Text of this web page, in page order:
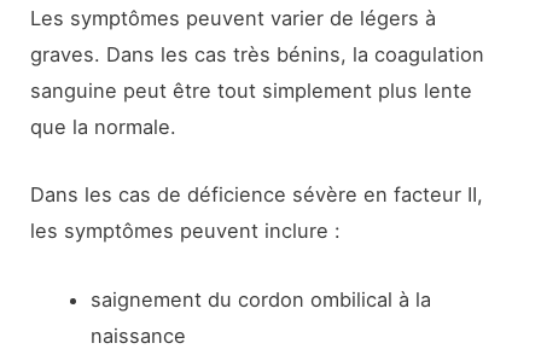
Les symptômes peuvent varier de légers à
graves. Dans les cas très bénins, la coagulation
sanguine peut être tout simplement plus lente
que la normale.
Dans les cas de déficience sévère en facteur II,
les symptômes peuvent inclure :
saignement du cordon ombilical à la
naissance